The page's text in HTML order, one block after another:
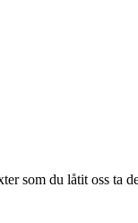
som du låtit oss ta